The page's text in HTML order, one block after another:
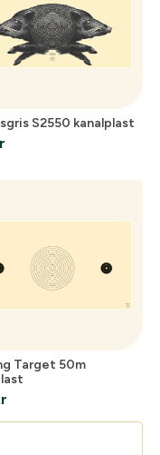
S2550 kanalplast
Target 50m